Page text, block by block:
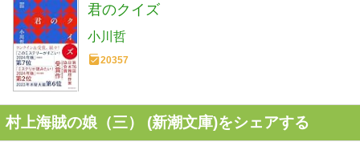
君のクイズ
小川哲
20357
村上海賊の娘（三） (新潮文庫)をシェアする